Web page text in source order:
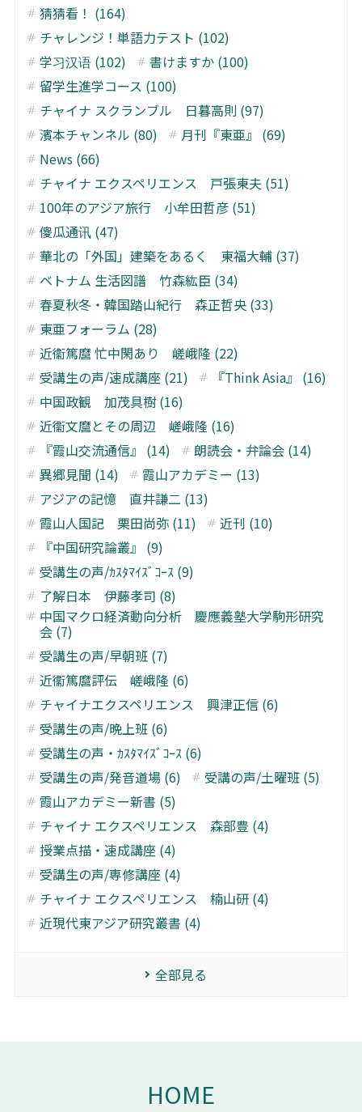
猜猜看！ (164)
チャレンジ！単語力テスト (102)
学习汉语 (102)
書けますか (100)
留学生進学コース (100)
チャイナ スクランブル 日暮高則 (97)
濱本チャンネル (80)
月刊『東亜』 (69)
News (66)
チャイナ エクスペリエンス 戸張東夫 (51)
100年のアジア旅行 小牟田哲彦 (51)
傻瓜通讯 (47)
華北の「外国」建築をあるく 東福大輔 (37)
ベトナム 生活図譜 竹森紘臣 (34)
春夏秋冬・韓国踏山紀行 森正哲央 (33)
東亜フォーラム (28)
近衞篤麿 忙中閑あり 嵯峨隆 (22)
受講生の声/速成講座 (21)
『Think Asia』 (16)
中国政観 加茂具樹 (16)
近衞文麿とその周辺 嵯峨隆 (16)
『霞山交流通信』 (14)
朗読会・弁論会 (14)
異郷見聞 (14)
霞山アカデミー (13)
アジアの記憶 直井謙二 (13)
霞山人国記 栗田尚弥 (11)
近刊 (10)
『中国研究論叢』 (9)
受講生の声/ｶｽﾀﾏｲｽﾞｺｰｽ (9)
了解日本 伊藤孝司 (8)
中国マクロ経済動向分析 慶應義塾大学駒形研究
会 (7)
受講生の声/早朝班 (7)
近衞篤麿評伝 嵯峨隆 (6)
チャイナエクスペリエンス 興津正信 (6)
受講生の声/晩上班 (6)
受講生の声・ｶｽﾀﾏｲｽﾞｺｰｽ (6)
受講生の声/発音道場 (6)
受講の声/土曜班 (5)
霞山アカデミー新書 (5)
チャイナ エクスペリエンス 森部豊 (4)
授業点描・速成講座 (4)
受講生の声/専修講座 (4)
チャイナ エクスペリエンス 楠山研 (4)
近現代東アジア研究叢書 (4)
全部見る
HOME